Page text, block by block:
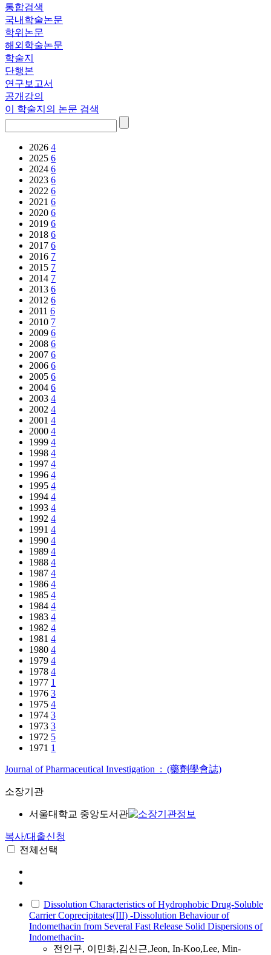
통합검색
국내학술논문
학위논문
해외학술논문
학술지
단행본
연구보고서
공개강의
이 학술지의 논문 검색
2026 4
2025 6
2024 6
2023 6
2022 6
2021 6
2020 6
2019 6
2018 6
2017 6
2016 7
2015 7
2014 7
2013 6
2012 6
2011 6
2010 7
2009 6
2008 6
2007 6
2006 6
2005 6
2004 6
2003 4
2002 4
2001 4
2000 4
1999 4
1998 4
1997 4
1996 4
1995 4
1994 4
1993 4
1992 4
1991 4
1990 4
1989 4
1988 4
1987 4
1986 4
1985 4
1984 4
1983 4
1982 4
1981 4
1980 4
1979 4
1978 4
1977 1
1976 3
1975 4
1974 3
1973 3
1972 5
1971 1
Journal of Pharmaceutical Investigation : (藥劑學會誌)
소장기관
서울대학교 중앙도서관
복사/대출신청
전체선택
Dissolution Characteristics of Hydrophobic Drug-Soluble
Carrier Coprecipitates(III) -Dissolution Behaviour of
Indomethacin from Several Fast Release Solid Dispersions of
Indomethacin-
전인구, 이민화,김신근,Jeon, In-Koo,Lee, Min-